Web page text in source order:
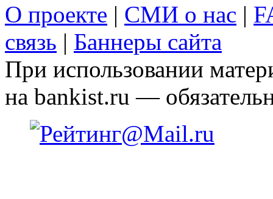
О проекте | СМИ о нас |
связь | Баннеры сайта
При использовании
на bankist.ru —